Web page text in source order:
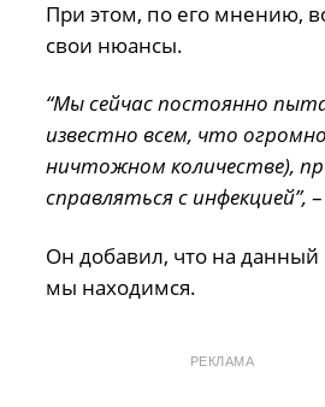
При этом, по его мнению,
свои нюансы.
“Мы сейчас постоянно
известно всем, что
ничтожном количестве),
справляться с инфекцией”,
Он добавил, что на
мы находимся.
РЕКЛАМА